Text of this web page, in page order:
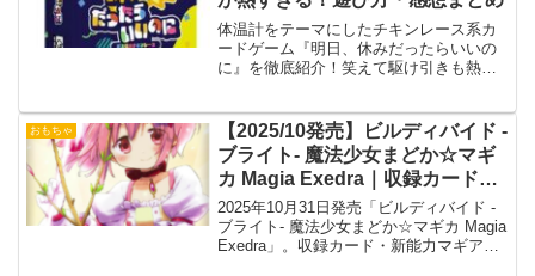
体温計をテーマにしたチキンレース系カ
ードゲーム『明日、休みだったらいいの
に』を徹底紹介！笑えて駆け引きも熱い
おもちゃ
【2025/10発売】ビルディバイド -
ブライト- 魔法少女まどか☆マギ
カ Magia Exedra｜収録カード・
予約・当たり予想まとめ
2025年10月31日発売「ビルディバイド -
ブライト- 魔法少女まどか☆マギカ Magia
Exedra」。収録カード・新能力マギア・